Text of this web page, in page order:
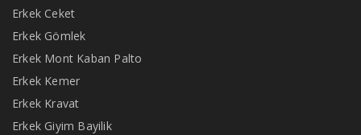
Erkek Ceket
Erkek Gömlek
Erkek Mont Kaban Palto
Erkek Kemer
Erkek Kravat
Erkek Giyim Bayilik